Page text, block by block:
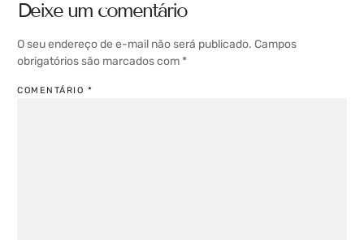
Deixe um comentário
O seu endereço de e-mail não será publicado. Campos
obrigatórios são marcados com *
COMENTÁRIO *